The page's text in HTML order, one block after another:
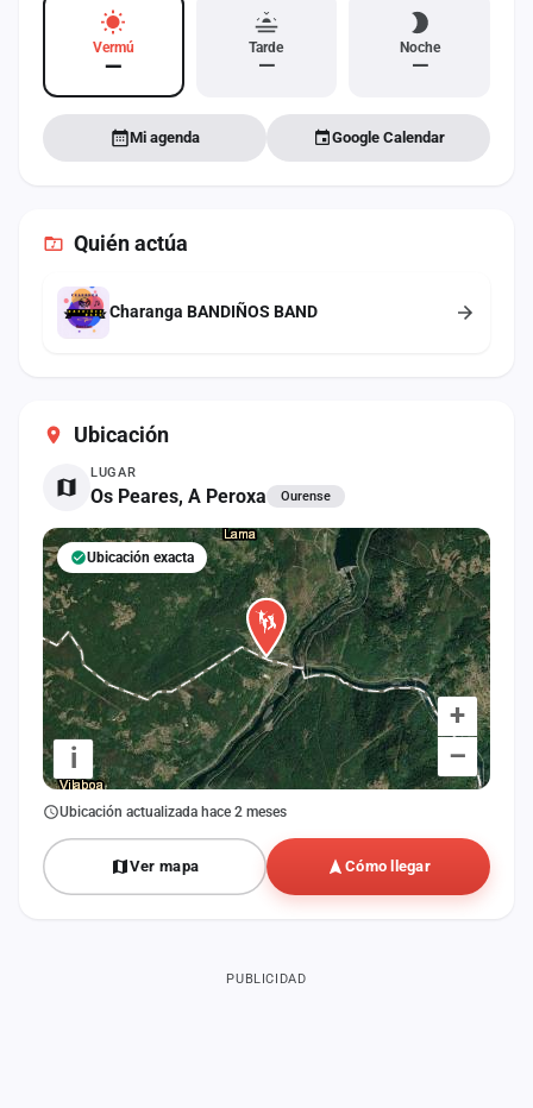
Ubicación
LUGAR
Os Peares, A Peroxa Ourense
+
–
i
Ubicación exacta
Ubicación actualizada hace 2 meses
Ver mapa Cómo llegar
Vermú
—
Tarde
—
Noche
—
Mi agenda Google Calendar
Quién actúa
Charanga BANDIÑOS BAND
PUBLICIDAD